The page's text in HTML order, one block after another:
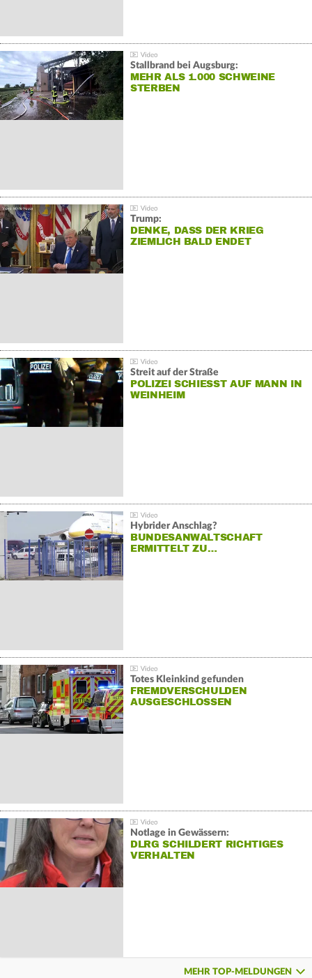
Stallbrand bei Augsburg:
MEHR ALS 1.000 SCHWEINE
STERBEN
Trump:
DENKE, DASS DER KRIEG
ZIEMLICH BALD ENDET
Streit auf der Straße
POLIZEI SCHIESST AUF MANN IN W
EINHEIM
Hybrider Anschlag?
BUNDESANWALTSCHAFT
ERMITTELT ZU…
Totes Kleinkind gefunden
FREMDVERSCHULDEN
AUSGESCHLOSSEN
Notlage in Gewässern:
DLRG SCHILDERT RICHTIGES
VERHALTEN
MEHR TOP-MELDUNGEN